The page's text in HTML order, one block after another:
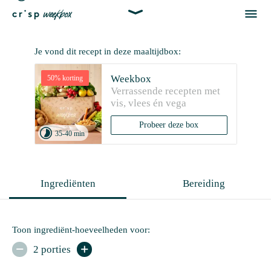


Je vond dit recept in deze maaltijdbox:
50% korting
35-40 min
Weekbox
Verrassende recepten met
vis, vlees én vega
Probeer deze box
Ingrediënten Bereiding
Toon ingrediënt-hoeveelheden voor:
 2 porties 